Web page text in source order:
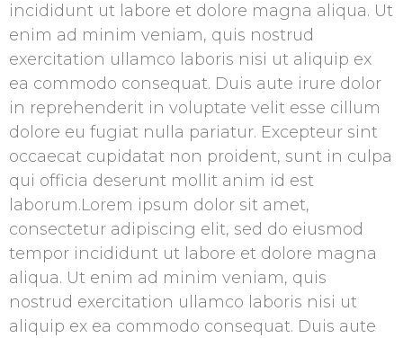
incididunt ut labore et dolore magna aliqua. Ut
enim ad minim veniam, quis nostrud
exercitation ullamco laboris nisi ut aliquip ex
ea commodo consequat. Duis aute irure dolor
in reprehenderit in voluptate velit esse cillum
dolore eu fugiat nulla pariatur. Excepteur sint
occaecat cupidatat non proident, sunt in culpa
qui officia deserunt mollit anim id est
laborum.Lorem ipsum dolor sit amet,
consectetur adipiscing elit, sed do eiusmod
tempor incididunt ut labore et dolore magna
aliqua. Ut enim ad minim veniam, quis
nostrud exercitation ullamco laboris nisi ut
aliquip ex ea commodo consequat. Duis aute